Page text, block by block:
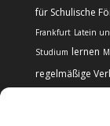
für Schulische
Frankfurt Latein
Studium lernen
regelmäßige